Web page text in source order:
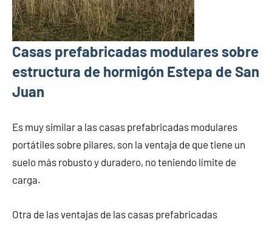
Casas prefabricadas modulares sobre
estructura de hormigón Estepa de San
Juan
Es muy similar a las casas prefabricadas modulares
portátiles sobre pilares, son la ventaja de que tiene un
suelo más robusto y duradero, no teniendo límite de
carga.
Otra de las ventajas de las casas prefabricadas